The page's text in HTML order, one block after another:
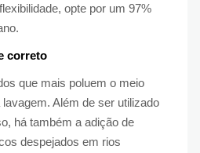
opte por um 97%
correto
que mais poluem o meio
Além de ser utilizado
há também a adição de
despejados em rios